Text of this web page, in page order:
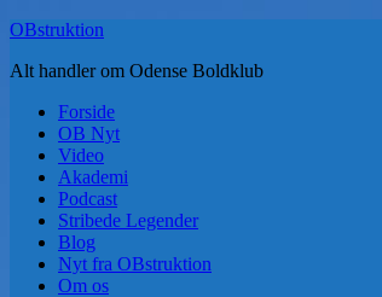
Skip
content
OBstruktion
Alt handler om Odense Boldklub
Forside
OB Nyt
Video
Akademi
Podcast
Stribede Legender
Blog
Nyt fra OBstruktion
Om os